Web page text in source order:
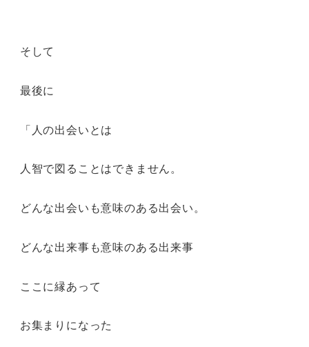
そして
最後に
「人の出会いとは
人智で図ることはできません。
どんな出会いも意味のある出会い。
どんな出来事も意味のある出来事
ここに縁あって
お集まりになった